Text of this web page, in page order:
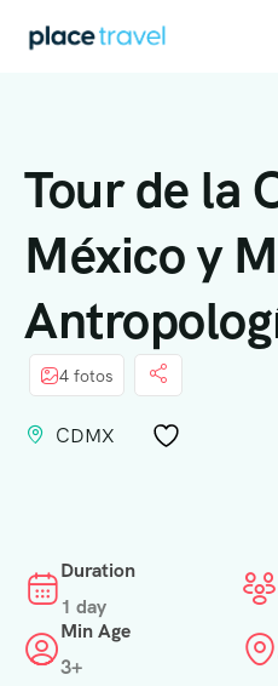
Tour de la
México y
4 fotos
CDMX
Duration
1 day
Min Age
3+